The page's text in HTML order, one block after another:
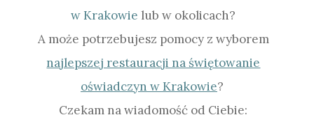
w Krakowie lub w okolicach?
A może potrzebujesz pomocy z wyborem
najlepszej restauracji na świętowanie
oświadczyn w Krakowie?
Czekam na wiadomość od Ciebie: